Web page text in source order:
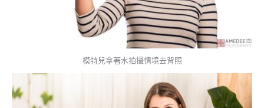
模特兒拿著水拍攝情境去背照